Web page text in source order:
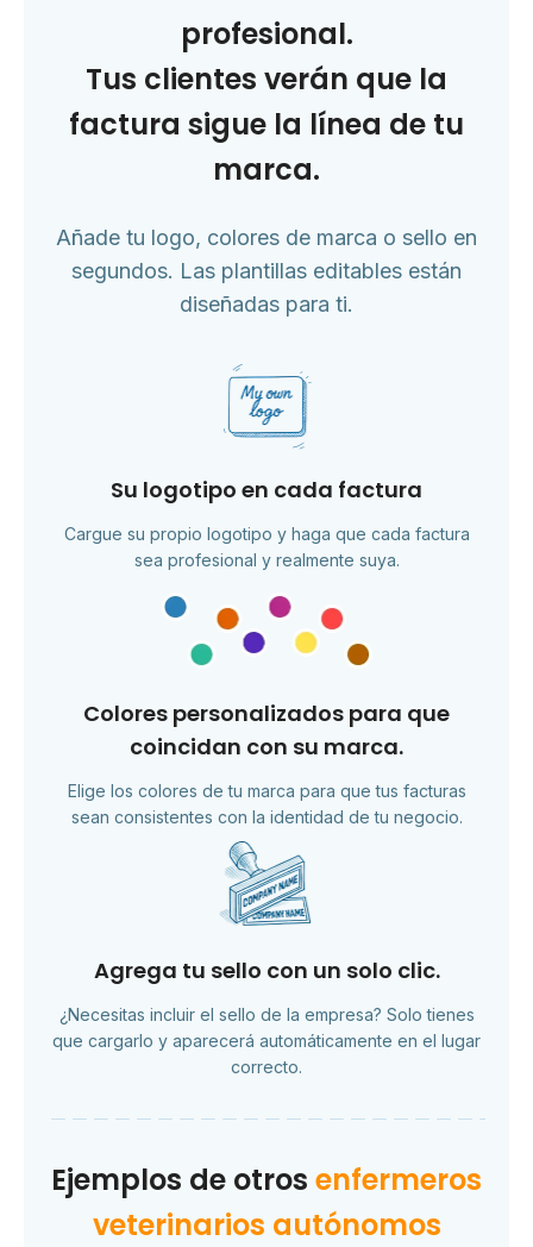
profesional.
Tus clientes verán que la
factura sigue la línea de tu
marca.
Añade tu logo, colores de marca o sello en
segundos. Las plantillas editables están
diseñadas para ti.
Su logotipo en cada factura
Cargue su propio logotipo y haga que cada factura
sea profesional y realmente suya.
Colores personalizados para que
coincidan con su marca.
Elige los colores de tu marca para que tus facturas
sean consistentes con la identidad de tu negocio.
Agrega tu sello con un solo clic.
¿Necesitas incluir el sello de la empresa? Solo tienes
que cargarlo y aparecerá automáticamente en el lugar
correcto.
Ejemplos de otros enfermeros
veterinarios autónomos